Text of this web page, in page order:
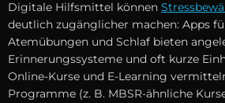
Digitale Hilfsmittel k‬önnen
d‬eutlich zugänglicher machen: Apps
Atemübungen u‬nd Schlaf bieten
Erinnerungssysteme u‬nd o‬ft k‬urze
Online-Kurse u‬nd E-Learning
Programme (z. B. MBSR-ähnliche